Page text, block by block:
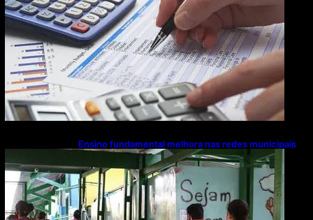
Ensino fundamental melhora nas redes municipais